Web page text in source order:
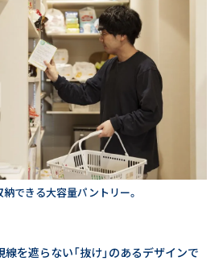
できる大容量パントリー。
を遮らない「抜け」のあるデザインで
しのインタビュー
EARTHの軌跡
25thメッセージ
会社情報
ポレートサイト